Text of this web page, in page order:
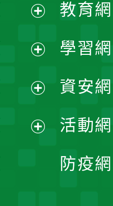
選
單
開
選
單
開
選
單
開
選
開
教育
學習
資安
活動
防疫